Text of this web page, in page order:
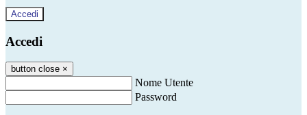
Accedi
Accedi
button close ×
Nome Utente
Password